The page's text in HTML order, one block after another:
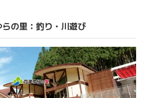
らの里：釣り・川遊び